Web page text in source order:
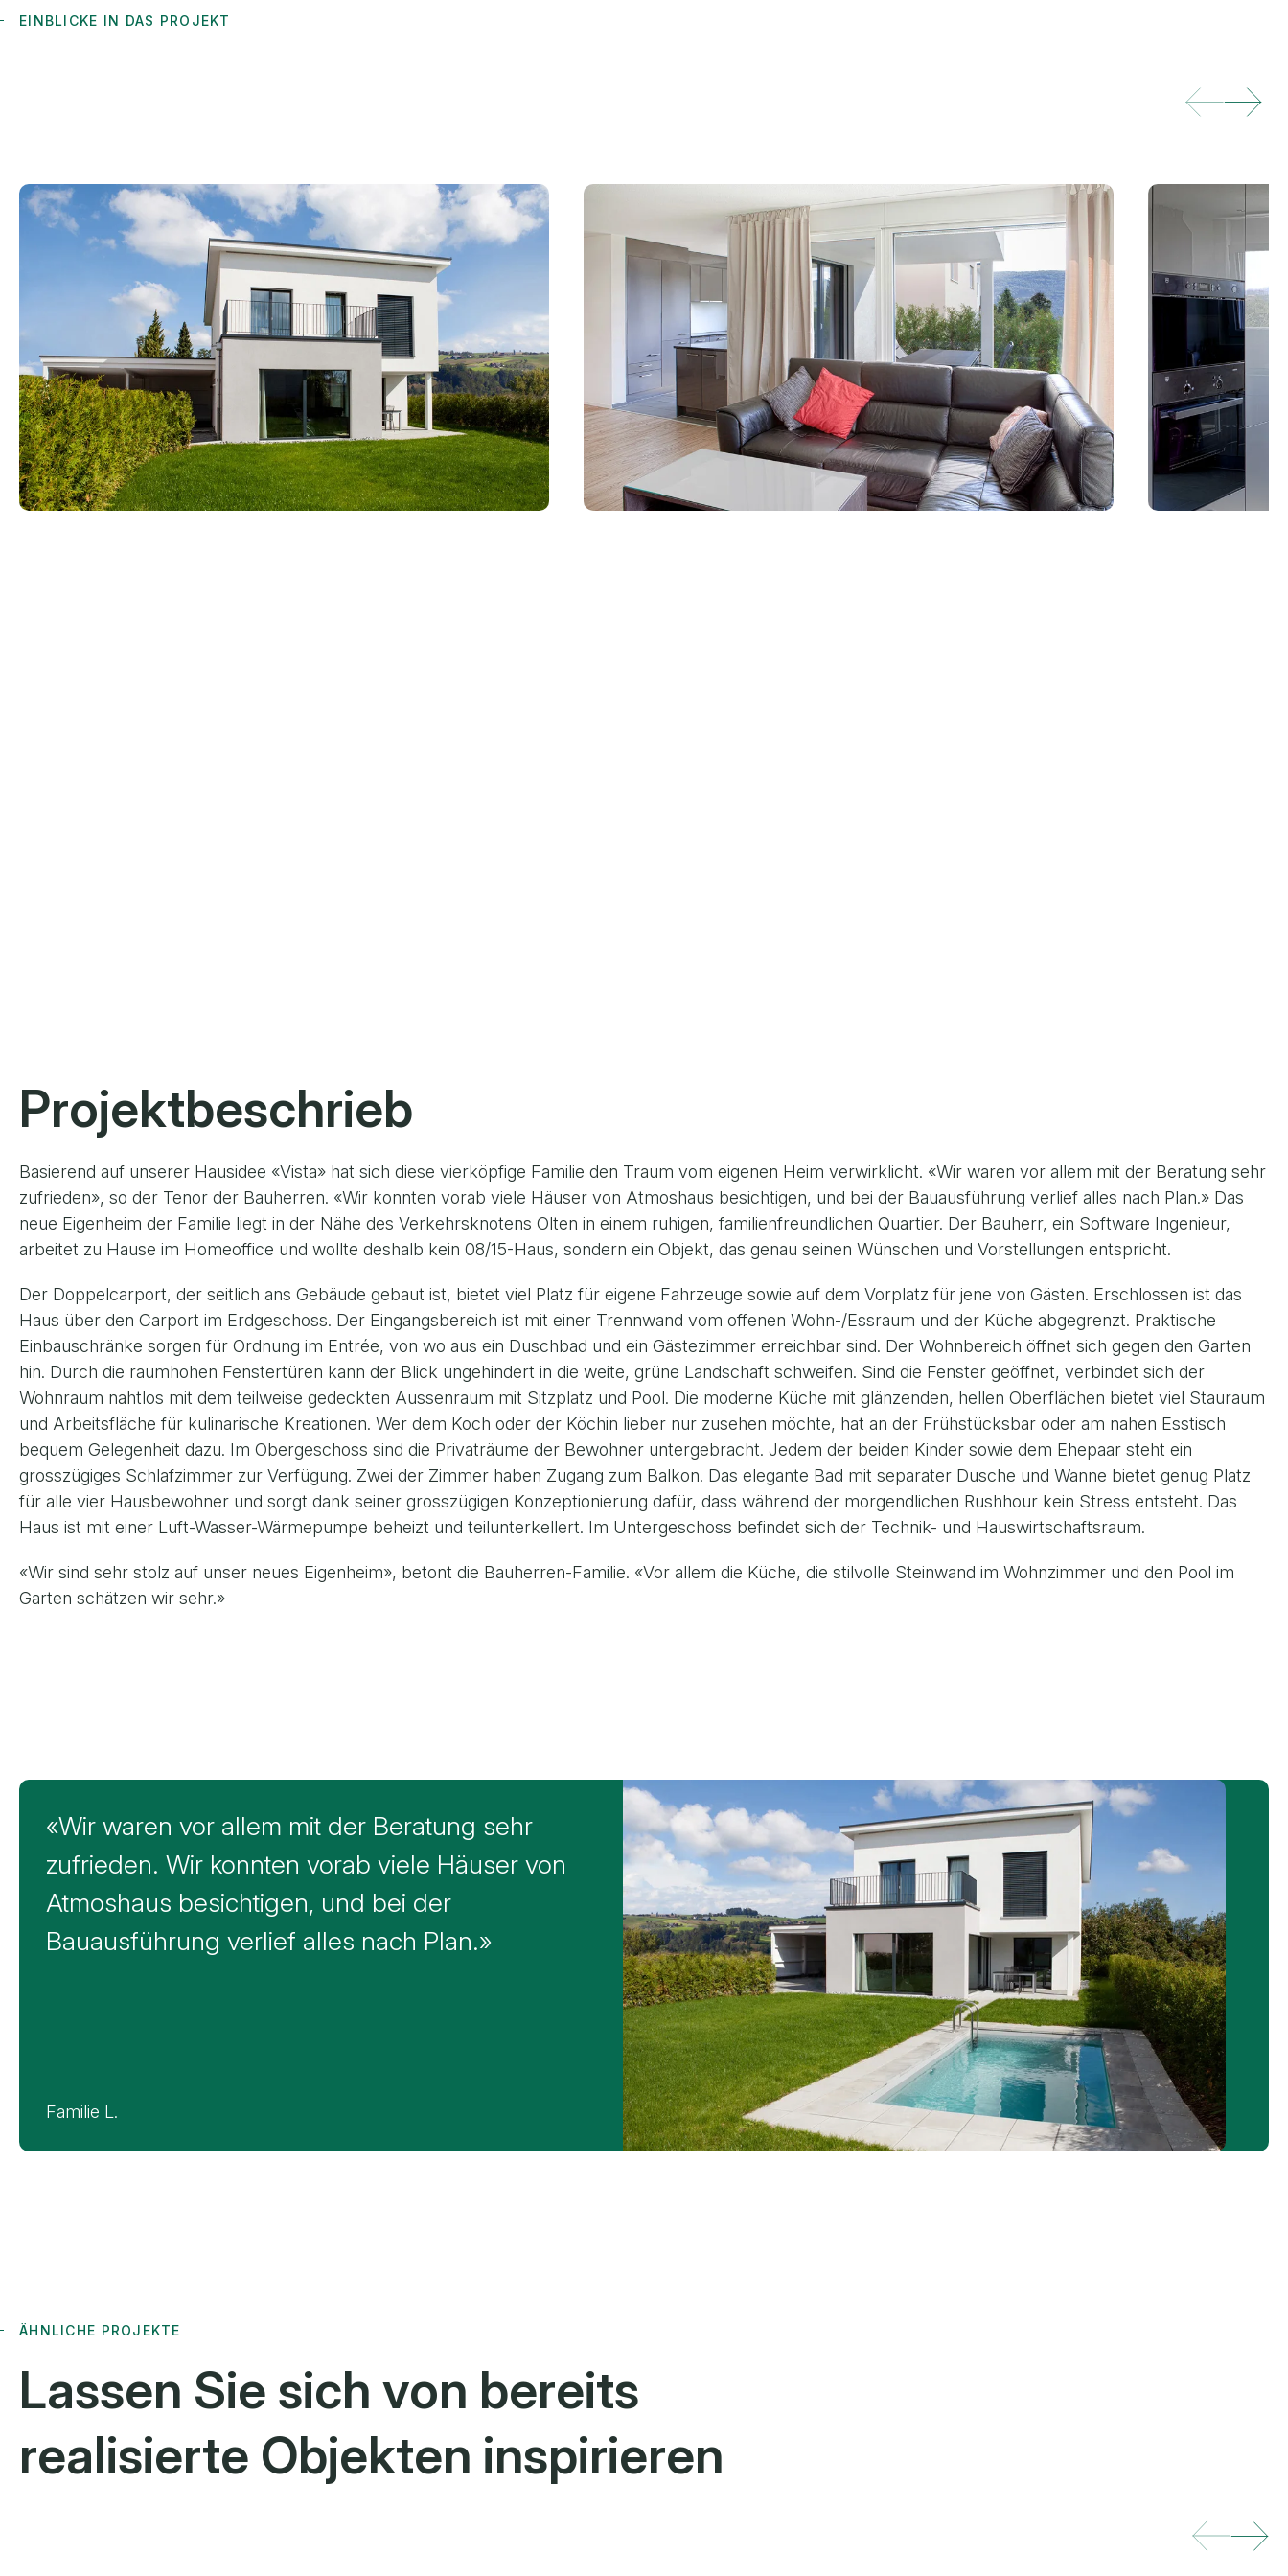
EINBLICKE IN DAS PROJEKT
Projektbeschrieb
Basierend auf unserer Hausidee «Vista» hat sich diese vierköpfige Familie den Traum vom eigenen Heim verwirklicht. «Wir waren vor allem mit der Beratung sehr
zufrieden», so der Tenor der Bauherren. «Wir konnten vorab viele Häuser von Atmoshaus besichtigen, und bei der Bauausführung verlief alles nach Plan.» Das
neue Eigenheim der Familie liegt in der Nähe des Verkehrsknotens Olten in einem ruhigen, familienfreundlichen Quartier. Der Bauherr, ein Software Ingenieur,
arbeitet zu Hause im Homeoffice und wollte deshalb kein 08/15-Haus, sondern ein Objekt, das genau seinen Wünschen und Vorstellungen entspricht.
Der Doppelcarport, der seitlich ans Gebäude gebaut ist, bietet viel Platz für eigene Fahrzeuge sowie auf dem Vorplatz für jene von Gästen. Erschlossen ist das
Haus über den Carport im Erdgeschoss. Der Eingangsbereich ist mit einer Trennwand vom offenen Wohn-/Essraum und der Küche abgegrenzt. Praktische
Einbauschränke sorgen für Ordnung im Entrée, von wo aus ein Duschbad und ein Gästezimmer erreichbar sind. Der Wohnbereich öffnet sich gegen den Garten
hin. Durch die raumhohen Fenstertüren kann der Blick ungehindert in die weite, grüne Landschaft schweifen. Sind die Fenster geöffnet, verbindet sich der
Wohnraum nahtlos mit dem teilweise gedeckten Aussenraum mit Sitzplatz und Pool. Die moderne Küche mit glänzenden, hellen Oberflächen bietet viel Stauraum
und Arbeitsfläche für kulinarische Kreationen. Wer dem Koch oder der Köchin lieber nur zusehen möchte, hat an der Frühstücksbar oder am nahen Esstisch
bequem Gelegenheit dazu. Im Obergeschoss sind die Privaträume der Bewohner untergebracht. Jedem der beiden Kinder sowie dem Ehepaar steht ein
grosszügiges Schlafzimmer zur Verfügung. Zwei der Zimmer haben Zugang zum Balkon. Das elegante Bad mit separater Dusche und Wanne bietet genug Platz
für alle vier Hausbewohner und sorgt dank seiner grosszügigen Konzeptionierung dafür, dass während der morgendlichen Rushhour kein Stress entsteht. Das
Haus ist mit einer Luft-Wasser-Wärmepumpe beheizt und teilunterkellert. Im Untergeschoss befindet sich der Technik- und Hauswirtschaftsraum.
«Wir sind sehr stolz auf unser neues Eigenheim», betont die Bauherren-Familie. «Vor allem die Küche, die stilvolle Steinwand im Wohnzimmer und den Pool im
Garten schätzen wir sehr.»
Feedback von F. & S., Bottenwil
«Wir waren vor allem mit der Beratung sehr
zufrieden. Wir konnten vorab viele Häuser von
Atmoshaus besichtigen, und bei der
Bauausführung verlief alles nach Plan.»
Familie L.
ÄHNLICHE PROJEKTE
Lassen Sie sich von bereits
realisierte Objekten inspirieren